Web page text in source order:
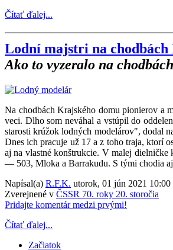
Čítať ďalej...
Lodní majstri na
Ako to vyzeralo na
Na chodbách Krajského domu pionierov a
veci. Dlho som neváhal a vstúpil do
starosti krúžok lodných modelárov", dodal
Dnes ich pracuje už 17 a z toho traja, ktorí
aj na vlastné konštrukcie. V malej
— 503, Mloka a Barrakudu. S tými chodia aj
Napísal(a) R.F.K. utorok, 01 jún 2021 10:00
Zverejnené v ČSSR 70. roky 20. storočia
Pridajte komentár medzi prvými!
Čítať ďalej...
Začiatok